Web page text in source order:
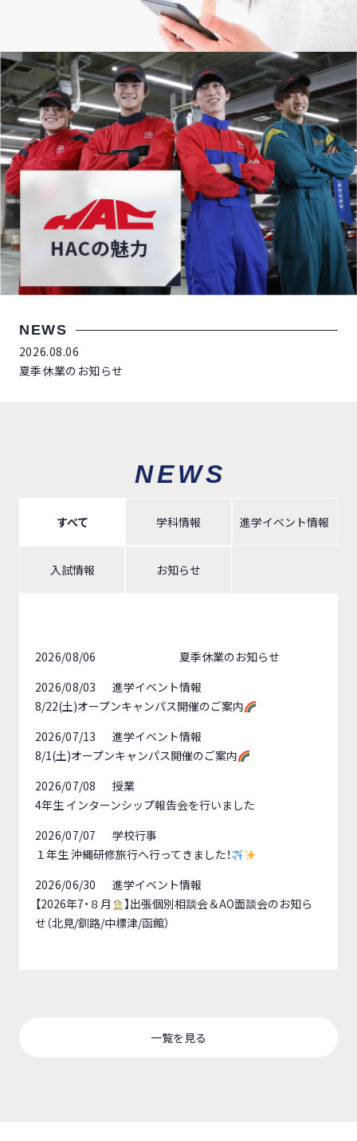
NEWS
2026.08.06
夏季休業のお知らせ
NEWS
すべて 学科情報 進学イベント情報
入試情報 お知らせ
2026/08/06
夏季休業のお知らせ
2026/08/03
進学イベント情報
8/22(土)オープンキャンパス開催のご案内
2026/07/13
進学イベント情報
8/1(土)オープンキャンパス開催のご案内
2026/07/08
授業
4年生 インターンシップ報告会を行いました
2026/07/07
学校行事
１年生 沖縄研修旅行へ行ってきました！
2026/06/30
進学イベント情報
【2026年7・８月
】出張個別相談会＆AO面談会のお知ら
せ（北見/釧路/中標津/函館）
一覧を見る